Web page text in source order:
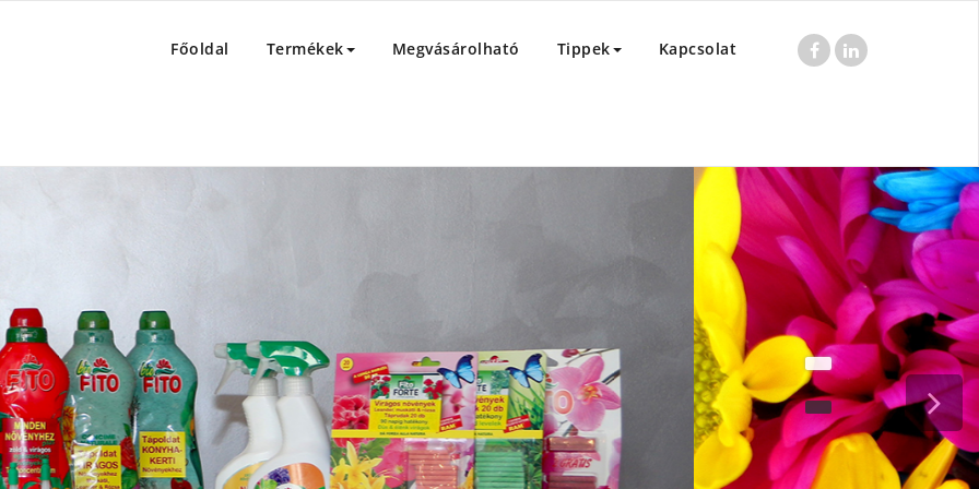
Főoldal Termékek Megvásárolható Tippek Kapcsolat